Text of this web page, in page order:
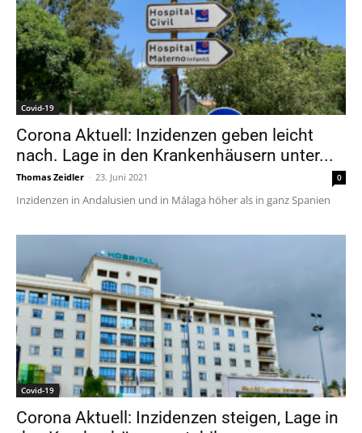
Covid-19
Corona Aktuell: Inzidenzen geben leicht
nach. Lage in den Krankenhäusern unter...
Thomas Zeidler - 23. Juni 2021 0
Inzidenzen in Andalusien und in Málaga höher als in ganz Spanien
Covid-19
Corona Aktuell: Inzidenzen steigen, Lage in